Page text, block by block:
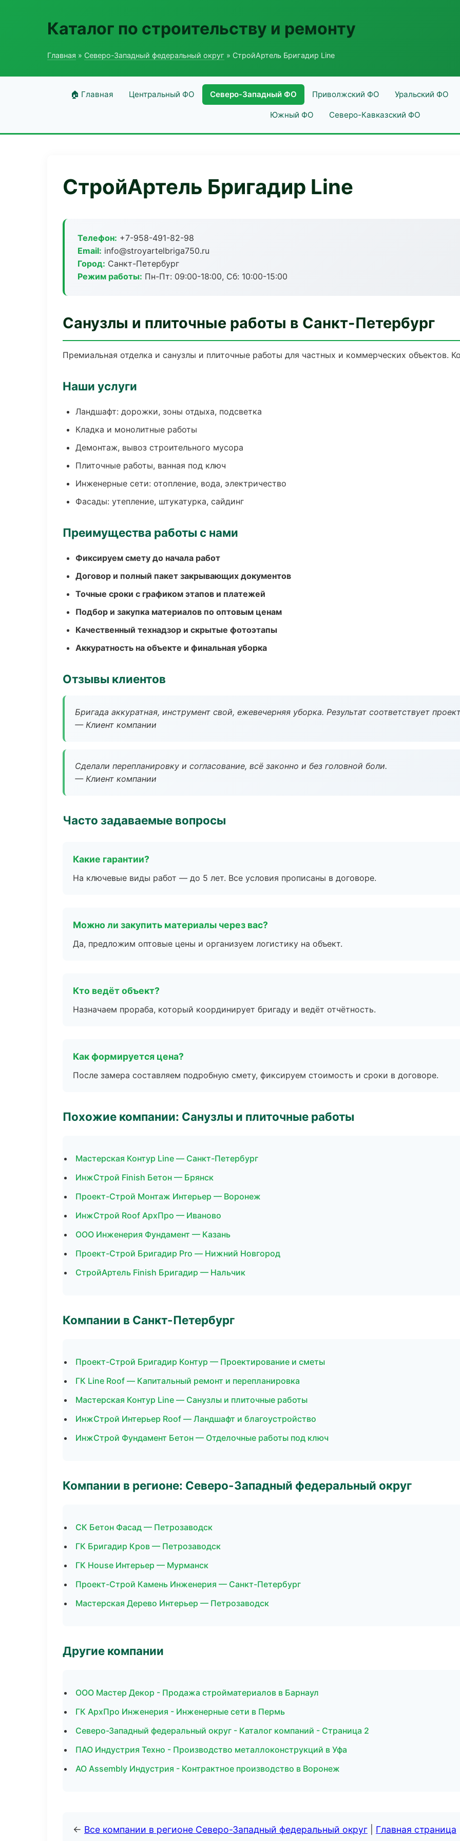
Каталог по строительству и ремонту
Главная » Северо-Западный федеральный округ » СтройАртель Бригадир Line
🏠 Главная Центральный ФО Северо-Западный ФО Приволжский ФО Уральский ФО
Южный ФО Северо-Кавказский ФО
СтройАртель Бригадир Line
Телефон: +7-958-491-82-98
Email: info@stroyartelbriga750.ru
Город: Санкт-Петербург
Режим работы: Пн-Пт: 09:00-18:00, Сб: 10:00-15:00
Санузлы и плиточные работы в Санкт-Петербург
Премиальная отделка и санузлы и плиточные работы для частных и коммерческих объектов.
Наши услуги
Ландшафт: дорожки, зоны отдыха, подсветка
Кладка и монолитные работы
Демонтаж, вывоз строительного мусора
Плиточные работы, ванная под ключ
Инженерные сети: отопление, вода, электричество
Фасады: утепление, штукатурка, сайдинг
Преимущества работы с нами
Фиксируем смету до начала работ
Договор и полный пакет закрывающих документов
Точные сроки с графиком этапов и платежей
Подбор и закупка материалов по оптовым ценам
Качественный технадзор и скрытые фотоэтапы
Аккуратность на объекте и финальная уборка
Отзывы клиентов
Бригада аккуратная, инструмент свой, ежевечерняя уборка. Результат соответствует
— Клиент компании
Сделали перепланировку и согласование, всё законно и без головной боли.
— Клиент компании
Часто задаваемые вопросы
Какие гарантии?
На ключевые виды работ — до 5 лет. Все условия прописаны в договоре.
Можно ли закупить материалы через вас?
Да, предложим оптовые цены и организуем логистику на объект.
Кто ведёт объект?
Назначаем прораба, который координирует бригаду и ведёт отчётность.
Как формируется цена?
После замера составляем подробную смету, фиксируем стоимость и сроки в договоре.
Похожие компании: Санузлы и плиточные работы
Мастерская Контур Line — Санкт-Петербург
ИнжСтрой Finish Бетон — Брянск
Проект-Строй Монтаж Интерьер — Воронеж
ИнжСтрой Roof АрхПро — Иваново
ООО Инженерия Фундамент — Казань
Проект-Строй Бригадир Pro — Нижний Новгород
СтройАртель Finish Бригадир — Нальчик
Компании в Санкт-Петербург
Проект-Строй Бригадир Контур — Проектирование и сметы
ГК Line Roof — Капитальный ремонт и перепланировка
Мастерская Контур Line — Санузлы и плиточные работы
ИнжСтрой Интерьер Roof — Ландшафт и благоустройство
ИнжСтрой Фундамент Бетон — Отделочные работы под ключ
Компании в регионе: Северо-Западный федеральный округ
СК Бетон Фасад — Петрозаводск
ГК Бригадир Кров — Петрозаводск
ГК House Интерьер — Мурманск
Проект-Строй Камень Инженерия — Санкт-Петербург
Мастерская Дерево Интерьер — Петрозаводск
Другие компании
ООО Мастер Декор - Продажа стройматериалов в Барнаул
ГК АрхПро Инженерия - Инженерные сети в Пермь
Северо-Западный федеральный округ - Каталог компаний - Страница 2
ПАО Индустрия Техно - Производство металлоконструкций в Уфа
АО Assembly Индустрия - Контрактное производство в Воронеж
← Все компании в регионе Северо-Западный федеральный округ Главная страница